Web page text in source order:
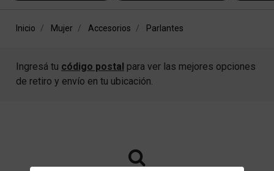
Inicio Mujer Accesorios Parlantes
Ingresá tu código postal para ver las mejores opciones
de retiro y envío en tu ubicación.